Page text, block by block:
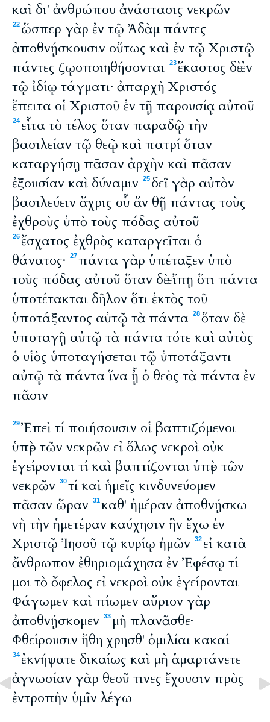
καὶ δι' ἀνθρώπου ἀνάστασις νεκρῶν
22 ὥσπερ γὰρ ἐν τῷ Ἀδὰμ πάντες
ἀποθνῄσκουσιν οὕτως καὶ ἐν τῷ Χριστῷ
πάντες ζῳοποιηθήσονται 23ἕκαστος δὲ ἐν
τῷ ἰδίῳ τάγματι· ἀπαρχὴ Χριστός
ἔπειτα οἱ Χριστοῦ ἐν τῇ παρουσίᾳ αὐτοῦ
24 εἶτα τὸ τέλος ὅταν παραδῷ τὴν
βασιλείαν τῷ θεῷ καὶ πατρί ὅταν
καταργήσῃ πᾶσαν ἀρχὴν καὶ πᾶσαν
ἐξουσίαν καὶ δύναμιν
25 δεῖ γὰρ αὐτὸν
βασιλεύειν ἄχρις οὗ ἄν θῇ πάντας τοὺς
ἐχθροὺς ὑπὸ τοὺς πόδας αὐτοῦ
26 ἔσχατος ἐχθρὸς καταργεῖται ὁ
θάνατος·
27πάντα γὰρ ὑπέταξεν ὑπὸ
τοὺς πόδας αὐτοῦ ὅταν δὲ εἴπῃ ὅτι πάντα
ὑποτέτακται δῆλον ὅτι ἐκτὸς τοῦ
ὑποτάξαντος αὐτῷ τὰ πάντα
28ὅταν δὲ
ὑποταγῇ αὐτῷ τὰ πάντα τότε καὶ αὐτὸς
ὁ υἱὸς ὑποταγήσεται τῷ ὑποτάξαντι
αὐτῷ τὰ πάντα ἵνα ᾖ ὁ θεὸς τὰ πάντα ἐν
πᾶσιν
29Ἐπεὶ τί ποιήσουσιν οἱ βαπτιζόμενοι
ὑπὲρ τῶν νεκρῶν εἰ ὅλως νεκροὶ οὐκ
ἐγείρονται τί καὶ βαπτίζονται ὑπὲρ τῶν
νεκρῶν
30τί καὶ ἡμεῖς κινδυνεύομεν
πᾶσαν ὥραν
31καθ' ἡμέραν ἀποθνῄσκω
νὴ τὴν ἡμετέραν καύχησιν ἣν ἔχω ἐν
Χριστῷ Ἰησοῦ τῷ κυρίῳ ἡμῶν
32 εἰ κατὰ
ἄνθρωπον ἐθηριομάχησα ἐν Ἐφέσῳ τί
μοι τὸ ὄφελος εἰ νεκροὶ οὐκ ἐγείρονται
Φάγωμεν καὶ πίωμεν αὔριον γὰρ
ἀποθνῄσκομεν
33 μὴ πλανᾶσθε·
Φθείρουσιν ἤθη χρησθ' ὁμιλίαι κακαί
34 ἐκνήψατε δικαίως καὶ μὴ ἁμαρτάνετε
ἀγνωσίαν γὰρ θεοῦ τινες ἔχουσιν πρὸς
ἐντροπὴν ὑμῖν λέγω